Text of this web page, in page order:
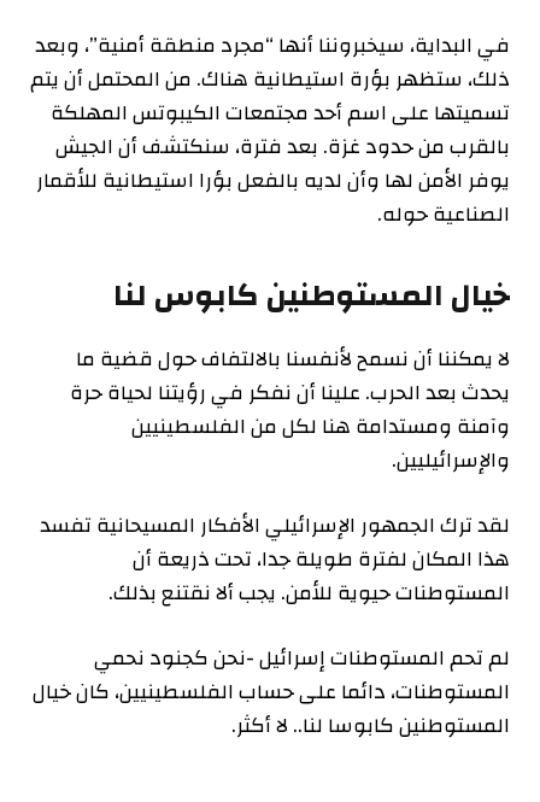
في البداية، سيخبروننا أنها “مجرد منطقة أمنية”، وبعد
ذلك، ستظهر بؤرة استيطانية هناك. من المحتمل أن يتم
تسميتها على اسم أحد مجتمعات الكيبوتس المهلكة
بالقرب من حدود غزة. بعد فترة، سنكتشف أن الجيش
يوفر الأمن لها وأن لديه بالفعل بؤرا استيطانية للأقمار
الصناعية حوله.
خيال المستوطنين كابوس لنا
لا يمكننا أن نسمح لأنفسنا بالالتفاف حول قضية ما
يحدث بعد الحرب. علينا أن نفكر في رؤيتنا لحياة حرة
وآمنة ومستدامة هنا لكل من الفلسطينيين
والإسرائيليين.
لقد ترك الجمهور الإسرائيلي الأفكار المسيحانية تفسد
هذا المكان لفترة طويلة جدا، تحت ذريعة أن
المستوطنات حيوية للأمن. يجب ألا نقتنع بذلك.
لم تحم المستوطنات إسرائيل -نحن كجنود نحمي
المستوطنات، دائما على حساب الفلسطينيين، كان خيال
المستوطنين كابوسا لنا.. لا أكثر.